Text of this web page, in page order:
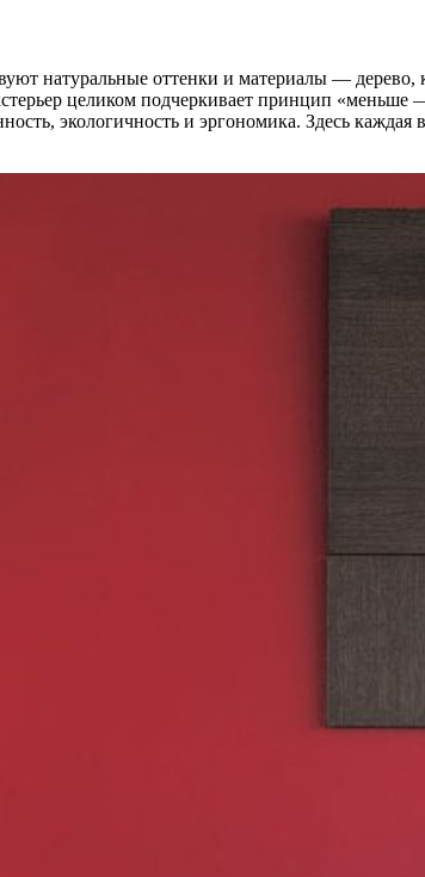
натуральные оттенки и материалы —
целиком подчеркивает принцип «меньше
экологичность и эргономика. Здесь каждая